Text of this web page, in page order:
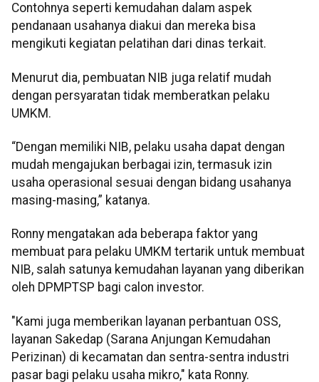
Contohnya seperti kemudahan dalam aspek
pendanaan usahanya diakui dan mereka bisa
mengikuti kegiatan pelatihan dari dinas terkait.
Menurut dia, pembuatan NIB juga relatif mudah
dengan persyaratan tidak memberatkan pelaku
UMKM.
“Dengan memiliki NIB, pelaku usaha dapat dengan
mudah mengajukan berbagai izin, termasuk izin
usaha operasional sesuai dengan bidang usahanya
masing-masing,” katanya.
Ronny mengatakan ada beberapa faktor yang
membuat para pelaku UMKM tertarik untuk membuat
NIB, salah satunya kemudahan layanan yang diberikan
oleh DPMPTSP bagi calon investor.
"Kami juga memberikan layanan perbantuan OSS,
layanan Sakedap (Sarana Anjungan Kemudahan
Perizinan) di kecamatan dan sentra-sentra industri
pasar bagi pelaku usaha mikro," kata Ronny.